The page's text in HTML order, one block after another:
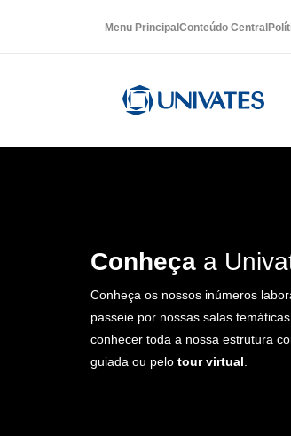
Menu Principal Conteúdo Central
Conheça a
Conheça os nossos inúmeros
passeie por nossas salas
conhecer toda a nossa estrutura
guiada ou pelo tour virtual